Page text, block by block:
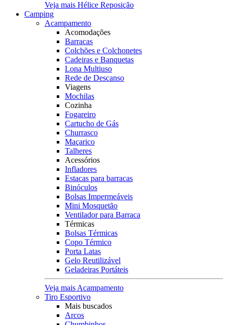
Veja mais Hélice Reposição
Camping
Acampamento
Acomodações
Barracas
Colchões e Colchonetes
Cadeiras e Banquetas
Lona Multiuso
Rede de Descanso
Viagens
Mochilas
Cozinha
Fogareiro
Cartucho de Gás
Churrasco
Maçarico
Talheres
Acessórios
Infladores
Estacas para barracas
Binóculos
Bolsas Impermeáveis
Mini Mosquetão
Ventilador para Barraca
Térmicas
Bolsas Térmicas
Copo Térmico
Porta Latas
Gelo Reutilizável
Geladeiras Portáteis
Veja mais Acampamento
Tiro Esportivo
Mais buscados
Arcos